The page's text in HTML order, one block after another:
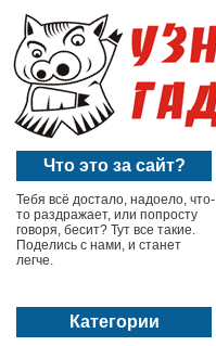
Что это за сайт?
Тебя всё достало, надоело, что-
то раздражает, или попросту
говоря, бесит? Тут все такие.
Поделись с нами, и станет
легче.
Категории